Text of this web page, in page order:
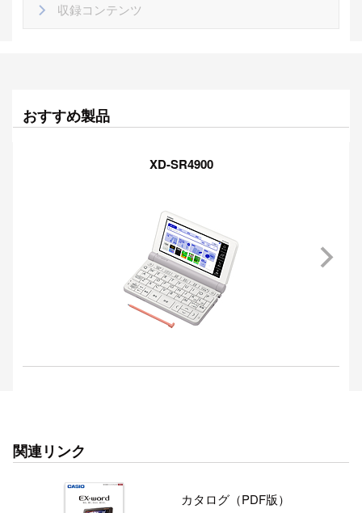
収録コンテンツ
おすすめ製品
XD-SR4900
関連リンク
カタログ（PDF版）